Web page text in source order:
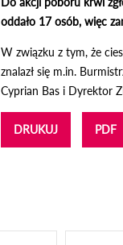
oddało 17 osób, więc
W związku z tym, że
znalazł się m.in.
Cyprian Bas i Dyrektor
DRUKUJ PDF